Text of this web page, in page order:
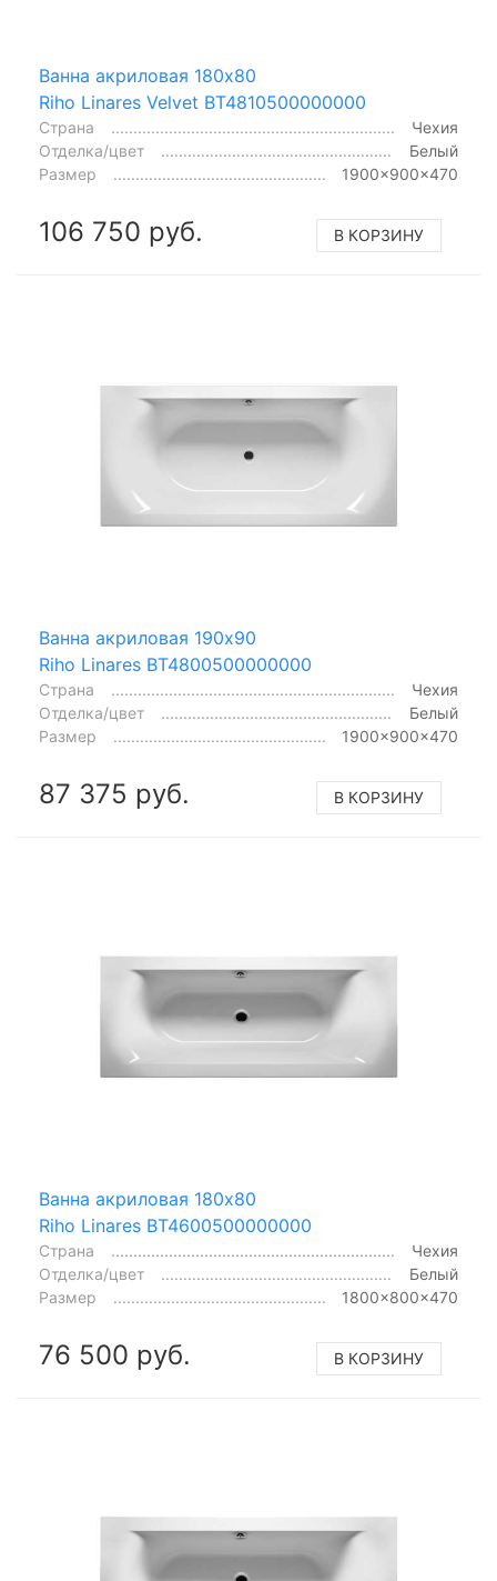
Ванна акриловая 180x80
Riho Linares Velvet BT4810500000000
Страна
Чехия
Отделка/цвет
Белый
Размер
1900x900x470
106 750 руб. В КОРЗИНУ
Ванна акриловая 190x90
Riho Linares BT4800500000000
Страна
Чехия
Отделка/цвет
Белый
Размер
1900x900x470
87 375 руб. В КОРЗИНУ
Ванна акриловая 180x80
Riho Linares BT4600500000000
Страна
Чехия
Отделка/цвет
Белый
Размер
1800x800x470
76 500 руб. В КОРЗИНУ